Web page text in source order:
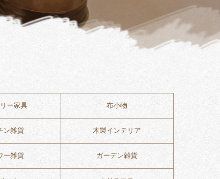
ー家具 布小物
ン雑貨 木製インテリア
ー雑貨 ガーデン雑貨